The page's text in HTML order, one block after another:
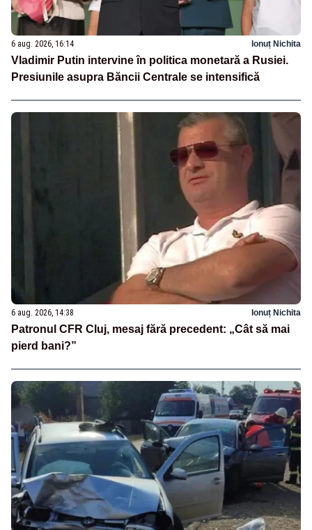
6 aug. 2026, 16:14 Ionuț Nichita
Vladimir Putin intervine în politica monetară a Rusiei.
Presiunile asupra Băncii Centrale se intensifică
6 aug. 2026, 14:38 Ionuț Nichita
Patronul CFR Cluj, mesaj fără precedent: „Cât să mai
pierd bani?”